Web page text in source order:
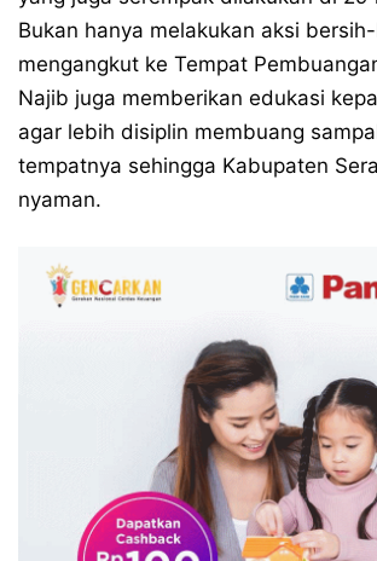
Bukan hanya melakukan aksi
mengangkut ke Tempat
Najib juga memberikan edukasi
agar lebih disiplin membuang
tempatnya sehingga Kabupaten
nyaman.